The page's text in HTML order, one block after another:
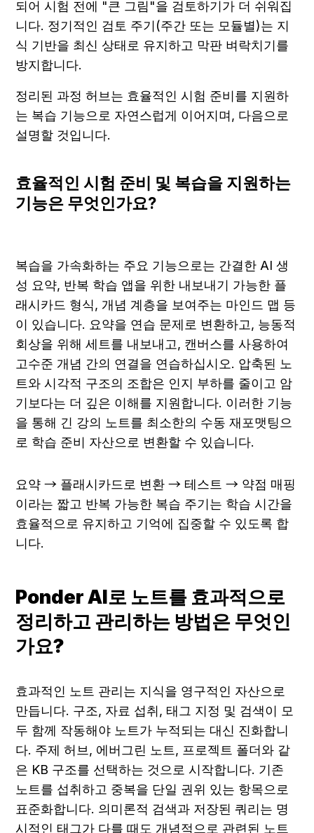
되어 시험 전에 "큰 그림"을 검토하기가 더 쉬워집
니다. 정기적인 검토 주기(주간 또는 모듈별)는 지
식 기반을 최신 상태로 유지하고 막판 벼락치기를
방지합니다.
정리된 과정 허브는 효율적인 시험 준비를 지원하
는 복습 기능으로 자연스럽게 이어지며, 다음으로
설명할 것입니다.
효율적인 시험 준비 및 복습을 지원하는
기능은 무엇인가요?
복습을 가속화하는 주요 기능으로는 간결한 AI 생
성 요약, 반복 학습 앱을 위한 내보내기 가능한 플
래시카드 형식, 개념 계층을 보여주는 마인드 맵 등
이 있습니다. 요약을 연습 문제로 변환하고, 능동적
회상을 위해 세트를 내보내고, 캔버스를 사용하여
고수준 개념 간의 연결을 연습하십시오. 압축된 노
트와 시각적 구조의 조합은 인지 부하를 줄이고 암
기보다는 더 깊은 이해를 지원합니다. 이러한 기능
을 통해 긴 강의 노트를 최소한의 수동 재포맷팅으
로 학습 준비 자산으로 변환할 수 있습니다.
요약 → 플래시카드로 변환 → 테스트 → 약점 매핑
이라는 짧고 반복 가능한 복습 주기는 학습 시간을
효율적으로 유지하고 기억에 집중할 수 있도록 합
니다.
Ponder AI로 노트를 효과적으로
정리하고 관리하는 방법은 무엇인
가요?
효과적인 노트 관리는 지식을 영구적인 자산으로
만듭니다. 구조, 자료 섭취, 태그 지정 및 검색이 모
두 함께 작동해야 노트가 누적되는 대신 진화합니
다. 주제 허브, 에버그린 노트, 프로젝트 폴더와 같
은 KB 구조를 선택하는 것으로 시작합니다. 기존
노트를 섭취하고 중복을 단일 권위 있는 항목으로
표준화합니다. 의미론적 검색과 저장된 쿼리는 명
시적인 태그가 다를 때도 개념적으로 관련된 노트